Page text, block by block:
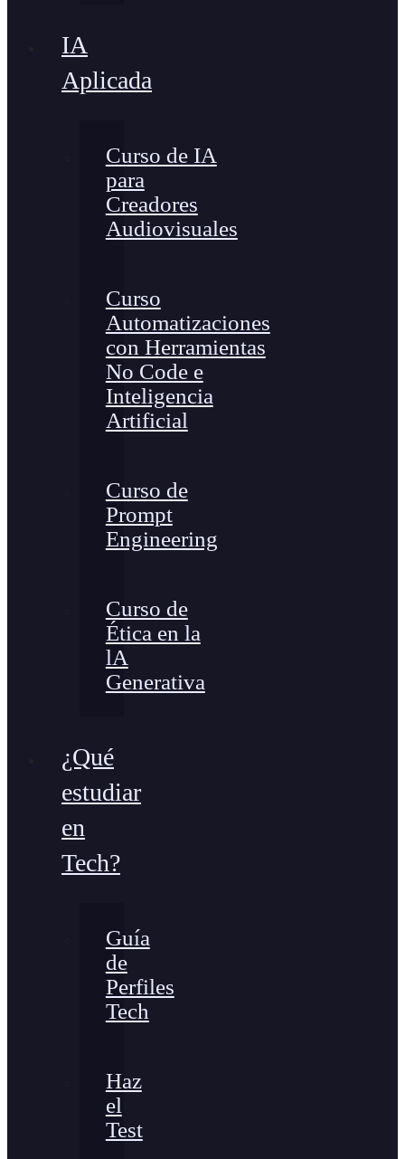
IA
Aplicada
Curso de IA
para
Creadores
Audiovisuales
Curso
Automatizaciones
con Herramientas
No Code e
Inteligencia
Artificial
Curso de
Prompt
Engineering
Curso de
Ética en la
lA
Generativa
¿Qué
estudiar
en
Tech?
Guía
de
Perfiles
Tech
Haz
el
Test